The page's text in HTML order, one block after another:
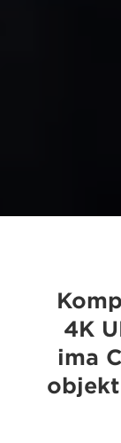
4K
ima